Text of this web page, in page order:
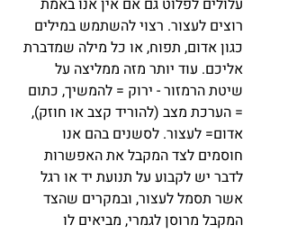
עלולים לפלוט גם אם אין אנו באמת
רוצים לעצור. רצוי להשתמש במילים
כגון אדום, תפוח, או כל מילה שמדברת
אליכם. עוד יותר מזה ממליצה על
שיטת הרמזור - ירוק = להמשיך, כתום
= הערכת מצב (להוריד קצב או חוזק),
אדום= לעצור. לסשנים בהם אנו
חוסמים לצד המקבל את האפשרות
לדבר יש לקבוע על תנועת יד או רגל
אשר תסמל לעצור, ובמקרים שהצד
המקבל מרוסן לגמרי, מביאים לו